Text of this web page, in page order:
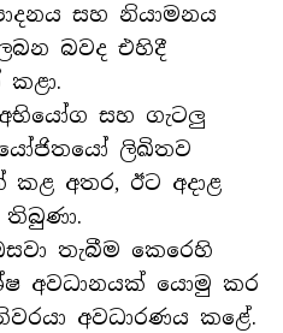
සහ නියාමනය
බවද එහිදී
සහ ගැටලු
ලිඛිතව
කළ අතර, ඊට අදාළ
තිබුණා.
තැබීම කෙරෙහි
අවධානයක් යොමු කර
අවධාරණය කළේ.